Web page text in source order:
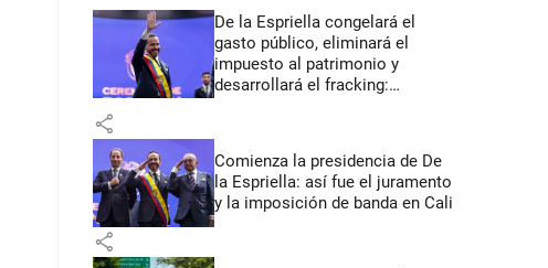
De la Espriella congelará el
gasto público, eliminará el
impuesto al patrimonio y
desarrollará el fracking:
share
Comienza la presidencia de De
la Espriella: así fue el juramento
y la imposición de banda en Cali
share